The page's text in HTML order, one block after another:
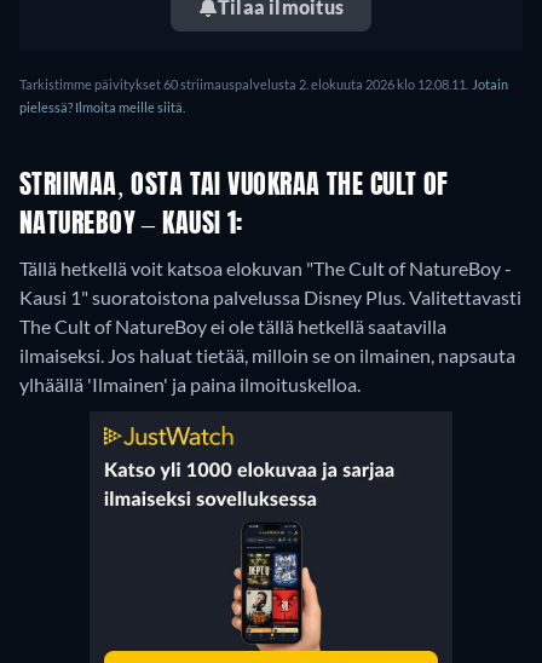
Tilaa ilmoitus
Tarkistimme päivitykset 60 striimauspalvelusta 2. elokuuta 2026 klo 12.08.11.
Jotain
pielessä? Ilmoita meille siitä.
STRIIMAA, OSTA TAI VUOKRAA THE CULT OF
NATUREBOY – KAUSI 1:
Tällä hetkellä voit katsoa elokuvan "The Cult of NatureBoy -
Kausi 1" suoratoistona palvelussa Disney Plus. Valitettavasti
The Cult of NatureBoy ei ole tällä hetkellä saatavilla
ilmaiseksi. Jos haluat tietää, milloin se on ilmainen, napsauta
ylhäällä 'Ilmainen' ja paina ilmoituskelloa.